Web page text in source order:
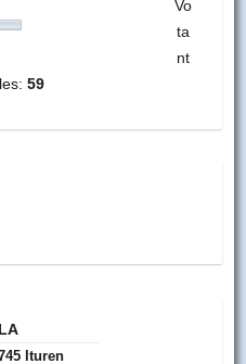
Vo
ta
nt
59
Ituren